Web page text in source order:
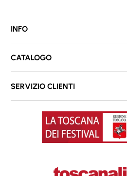
INFO
CATALOGO
SERVIZIO CLIENTI